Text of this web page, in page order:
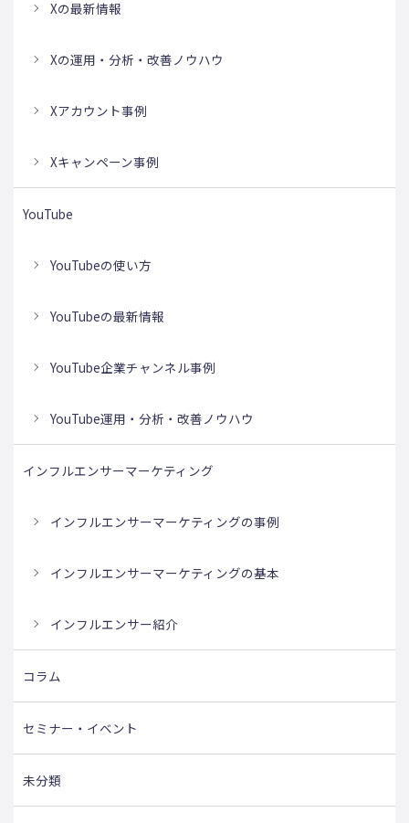
Xの最新情報
Xの運用・分析・改善ノウハウ
Xアカウント事例
Xキャンペーン事例
YouTube
YouTubeの使い方
YouTubeの最新情報
YouTube企業チャンネル事例
YouTube運用・分析・改善ノウハウ
インフルエンサーマーケティング
インフルエンサーマーケティングの事例
インフルエンサーマーケティングの基本
インフルエンサー紹介
コラム
セミナー・イベント
未分類